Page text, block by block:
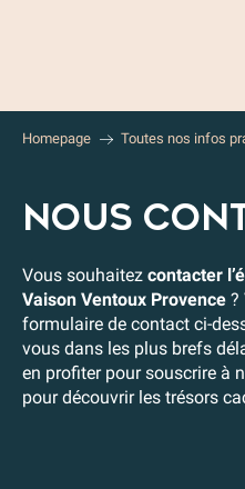
Homepage Toutes nos infos
NOUS
Vous souhaitez contacter
Vaison Ventoux Provence ?
formulaire de contact ci-
vous dans les plus brefs
en profiter pour souscrire à
pour découvrir les trésors